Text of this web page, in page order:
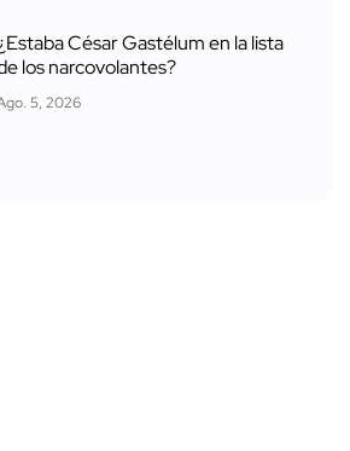
César Gastélum en la lista
los narcovolantes?
5, 2026